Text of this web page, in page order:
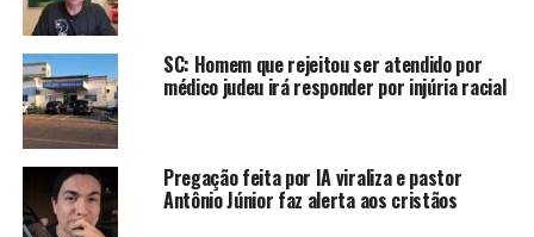
SC: Homem que rejeitou ser atendido por
médico judeu irá responder por injúria racial
Pregação feita por IA viraliza e pastor
Antônio Júnior faz alerta aos cristãos